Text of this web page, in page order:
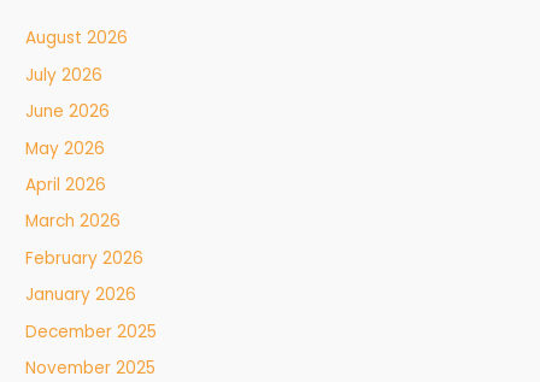
August 2026
July 2026
June 2026
May 2026
April 2026
March 2026
February 2026
January 2026
December 2025
November 2025